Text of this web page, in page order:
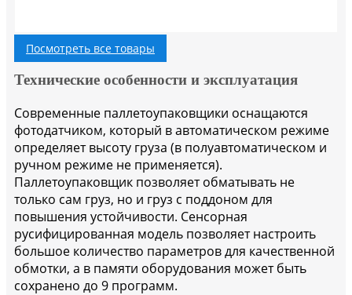
Посмотреть все товары
Технические особенности и эксплуатация
Современные паллетоупаковщики оснащаются
фотодатчиком, который в автоматическом режиме
определяет высоту груза (в полуавтоматическом и
ручном режиме не применяется).
Паллетоупаковщик позволяет обматывать не
только сам груз, но и груз с поддоном для
повышения устойчивости. Сенсорная
русифицированная модель позволяет настроить
большое количество параметров для качественной
обмотки, а в памяти оборудования может быть
сохранено до 9 программ.